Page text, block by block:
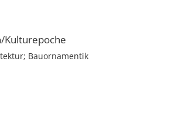
Kulturepoche
Bauornamentik